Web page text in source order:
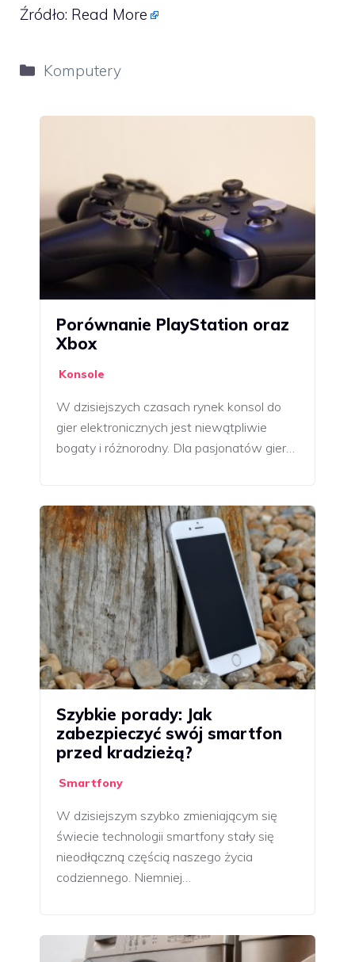
Źródło: Read More
Kategorie
Komputery
Porównanie PlayStation oraz
Xbox
Konsole
W dzisiejszych czasach rynek konsol do
gier elektronicznych jest niewątpliwie
bogaty i różnorodny. Dla pasjonatów gier…
Szybkie porady: Jak
zabezpieczyć swój smartfon
przed kradzieżą?
Smartfony
W dzisiejszym szybko zmieniającym się
świecie technologii smartfony stały się
nieodłączną częścią naszego życia
codziennego. Niemniej…